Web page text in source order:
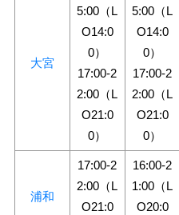
大宮
5:00（L
O14:0
0）
17:00-2
2:00（L
O21:0
0）
5:00（L
O14:0
0）
17:00-2
2:00（L
O21:0
0）
浦和
17:00-2
2:00（L
O21:0
16:00-2
1:00（L
O20:0